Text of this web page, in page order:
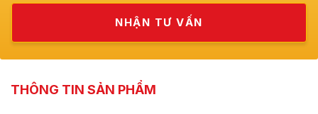
THÔNG TIN SẢN PHẨM